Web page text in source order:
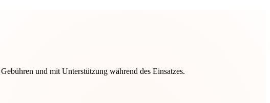
und mit Unterstützung während des Einsatzes.